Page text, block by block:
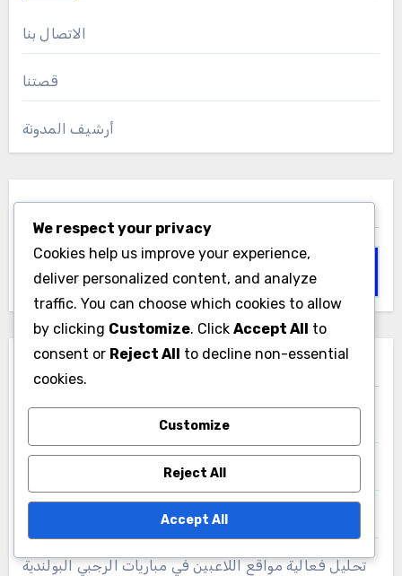
الاتصال بنا
قصتنا
أرشيف المدونة
Search
for:
آخر المشاركات
قائمة شاملة لتقييم أداء لاعبي الرجبي في إيطاليا
مقاييس أداء فريق الرجبي لتطوير الشباب في البرتغال
تحليل كفاءة مواقع اللاعبين في مباريات الرجبي الفرنسية
تحليل فعالية مواقع اللاعبين في مباريات الرجبي البولندية
We respect your privacy
Cookies help us improve your experience,
deliver personalized content, and analyze
traffic. You can choose which cookies to allow
by clicking Customize. Click Accept All to
consent or Reject All to decline non-essential
cookies.
Customize
Reject All
Accept All